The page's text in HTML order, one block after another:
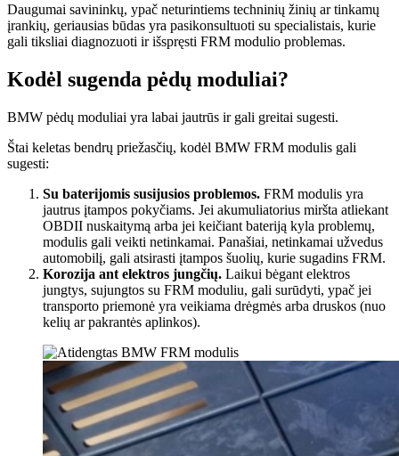
Daugumai savininkų, ypač neturintiems techninių žinių ar tinkamų
įrankių, geriausias būdas yra pasikonsultuoti su specialistais, kurie
gali tiksliai diagnozuoti ir išspręsti FRM modulio problemas.
Kodėl sugenda pėdų moduliai?
BMW pėdų moduliai yra labai jautrūs ir gali greitai sugesti.
Štai keletas bendrų priežasčių, kodėl BMW FRM modulis gali
sugesti:
Su baterijomis susijusios problemos. FRM modulis yra
jautrus įtampos pokyčiams. Jei akumuliatorius miršta atliekant
OBDII nuskaitymą arba jei keičiant bateriją kyla problemų,
modulis gali veikti netinkamai. Panašiai, netinkamai užvedus
automobilį, gali atsirasti įtampos šuolių, kurie sugadins FRM.
Korozija ant elektros jungčių. Laikui bėgant elektros
jungtys, sujungtos su FRM moduliu, gali surūdyti, ypač jei
transporto priemonė yra veikiama drėgmės arba druskos (nuo
kelių ar pakrantės aplinkos).